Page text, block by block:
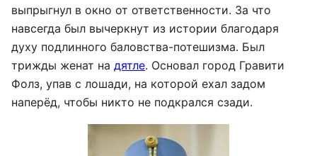
выпрыгнул в окно от ответственности. За что
навсегда был вычеркнут из истории благодаря
духу подлинного баловства-потешизма. Был
трижды женат на дятле. Основал город Гравити
Фолз, упав с лошади, на которой ехал задом
наперёд, чтобы никто не подкрался сзади.